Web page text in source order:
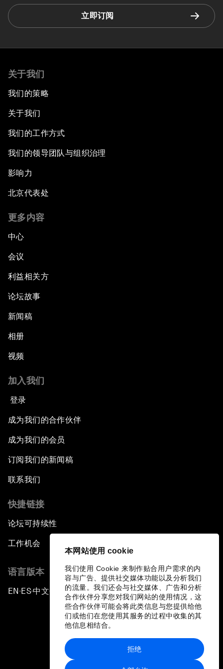
本网站使用 cookie
我们使用 Cookie 来制作贴合用户需求的内
容与广告、提供社交媒体功能以及分析我们
的流量。我们还会与社交媒体、广告和分析
合作伙伴分享您对我们网站的使用情况，这
些合作伙伴可能会将此类信息与您提供给他
们或他们在您使用其服务的过程中收集的其
他信息相结合。
拒绝
立即订阅
关于我们
我们的策略
关于我们
我们的工作方式
我们的领导团队与组织治理
影响力
北京代表处
更多内容
中心
会议
利益相关方
论坛故事
新闻稿
相册
视频
加入我们
登录
成为我们的合作伙伴
成为我们的会员
订阅我们的新闻稿
联系我们
快捷链接
论坛可持续性
工作机会
语言版本
EN ▪ES▪中文▪ 日本語